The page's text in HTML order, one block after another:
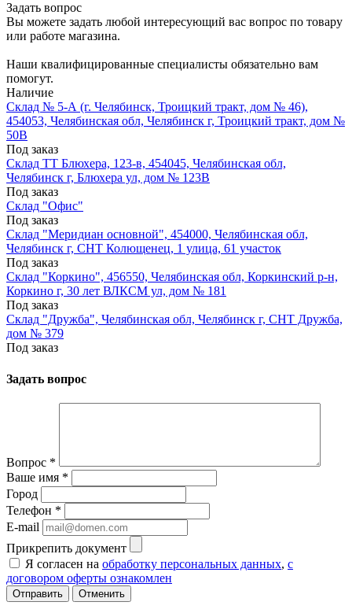
Задать вопрос
Вы можете задать любой интересующий вас вопрос по товару
или работе магазина.
Наши квалифицированные специалисты обязательно вам
помогут.
Наличие
Склад № 5-А (г. Челябинск, Троицкий тракт, дом № 46),
454053, Челябинская обл, Челябинск г, Троицкий тракт, дом №
50В
Под заказ
Склад ТТ Блюхера, 123-в, 454045, Челябинская обл,
Челябинск г, Блюхера ул, дом № 123В
Под заказ
Склад "Офис"
Под заказ
Склад "Меридиан основной", 454000, Челябинская обл,
Челябинск г, СНТ Колющенец, 1 улица, 61 участок
Под заказ
Склад "Коркино", 456550, Челябинская обл, Коркинский р-н,
Коркино г, 30 лет ВЛКСМ ул, дом № 181
Под заказ
Склад "Дружба", Челябинская обл, Челябинск г, СНТ Дружба,
дом № 379
Под заказ
Задать вопрос
Вопрос *
Ваше имя *
Город
Телефон *
E-mail
Прикрепить документ
Я согласен на обработку персональных данных, с
договором оферты ознакомлен
Отменить